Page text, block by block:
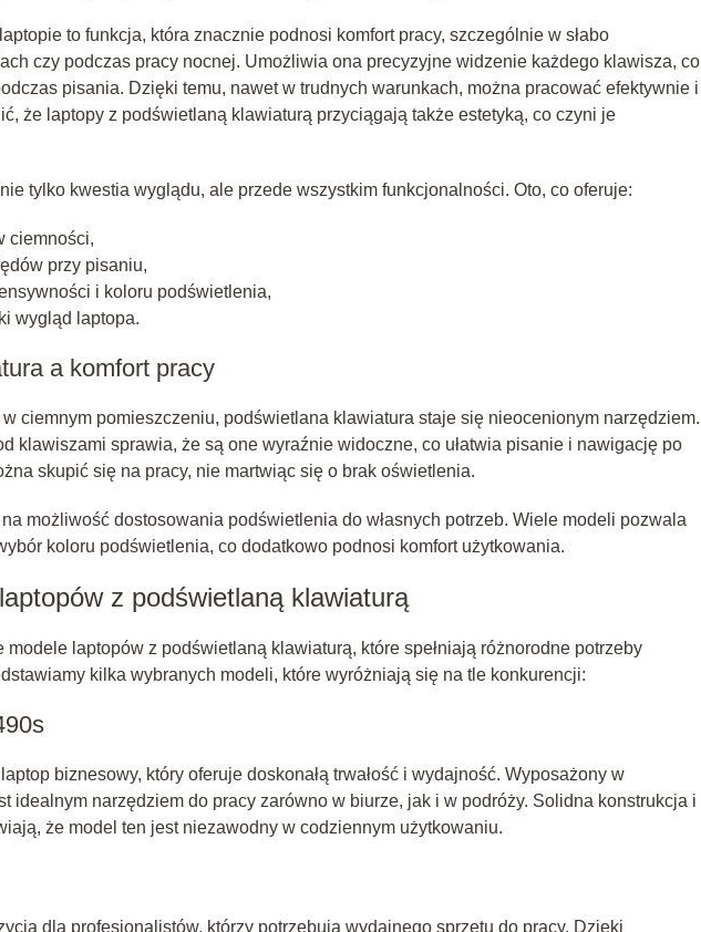
to funkcja, która znacznie podnosi komfort pracy, szczególnie w słabo
czy podczas pracy nocnej. Umożliwia ona precyzyjne widzenie każdego klawisza, co
pisania. Dzięki temu, nawet w trudnych warunkach, można pracować efektywnie i
że laptopy z podświetlaną klawiaturą przyciągają także estetyką, co czyni je
tylko kwestia wyglądu, ale przede wszystkim funkcjonalności. Oto, co oferuje:
ciemności,
przy pisaniu,
i koloru podświetlenia,
wygląd laptopa.
a komfort pracy
ciemnym pomieszczeniu, podświetlana klawiatura staje się nieocenionym narzędziem.
klawiszami sprawia, że są one wyraźnie widoczne, co ułatwia pisanie i nawigację po
skupić się na pracy, nie martwiąc się o brak oświetlenia.
możliwość dostosowania podświetlenia do własnych potrzeb. Wiele modeli pozwala
koloru podświetlenia, co dodatkowo podnosi komfort użytkowania.
z podświetlaną klawiaturą
modele laptopów z podświetlaną klawiaturą, które spełniają różnorodne potrzeby
kilka wybranych modeli, które wyróżniają się na tle konkurencji:
biznesowy, który oferuje doskonałą trwałość i wydajność. Wyposażony w
idealnym narzędziem do pracy zarówno w biurze, jak i w podróży. Solidna konstrukcja i
że model ten jest niezawodny w codziennym użytkowaniu.
dla profesjonalistów, którzy potrzebują wydajnego sprzętu do pracy. Dzięki